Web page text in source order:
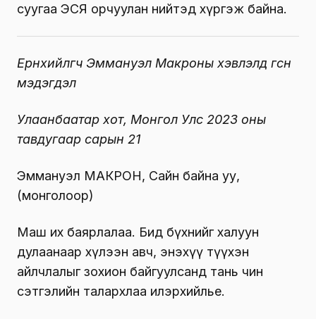
суугаа ЭСЯ орчуулан нийтэд хүргэж байна.
Ерөнхийлөгч Эммануэл Макроны хэвлэлд өгсөн
мэдэгдэл
Улаанбаатар хот, Монгол Улс 2023 оны
тавдугаар сарын 21
Эммануэл МАКРОН, Сайн байна уу,
(монголоор)
Маш их баярлалаа. Бид бүхнийг халуун
дулаанаар хүлээн авч, энэхүү түүхэн
айлчлалыг зохион байгуулсанд тань чин
сэтгэлийн талархлаа илэрхийлье.